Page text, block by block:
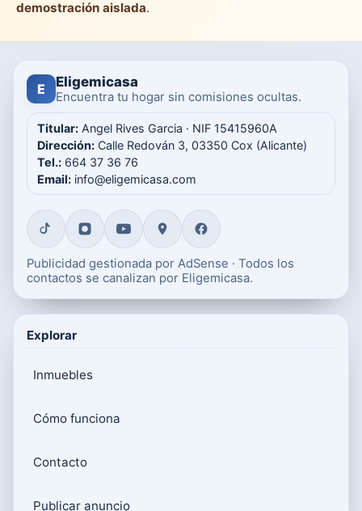
demostración aislada.
E Eligemicasa
Encuentra tu hogar sin comisiones ocultas.
Titular: Angel Rives Garcia · NIF 15415960A
Dirección: Calle Redován 3, 03350 Cox (Alicante)
Tel.: 664 37 36 76
Email: info@eligemicasa.com
Publicidad gestionada por AdSense · Todos los
contactos se canalizan por Eligemicasa.
Explorar
Inmuebles
Cómo funciona
Contacto
Publicar anuncio